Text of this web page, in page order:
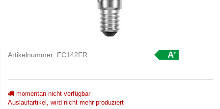
Artikelnummer: FC142FR
momentan nicht verfügbar
Auslaufartikel, wird nicht mehr produziert